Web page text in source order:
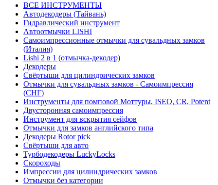
ВСЕ ИНСТРУМЕНТЫ
Автодекодеры (Тайвань)
Гидравлический инструмент
Автоотмычки LISHI
Самоимпрессионные отмычки для сувальдных замков
(Италия)
Lishi 2 в 1 (отмычка-декодер)
Декодеры
Свёртыши для цилиндрических замков
Отмычки для сувальдных замков - Самоимпрессия
(СНГ)
Инструменты для помповой Моттуры, ISEO, CR, Potent
Двусторонняя самоимпрессия
Инструмент для вскрытия сейфов
Отмычки для замков английского типа
Декодеры Rotor pick
Свёртыши для авто
Турбодекодеры LuckyLocks
Скороходы
Импрессии для цилиндрических замков
Отмычки без категории